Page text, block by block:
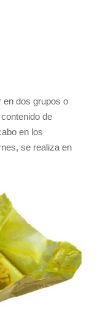
en dos grupos o
de
en los
se realiza en